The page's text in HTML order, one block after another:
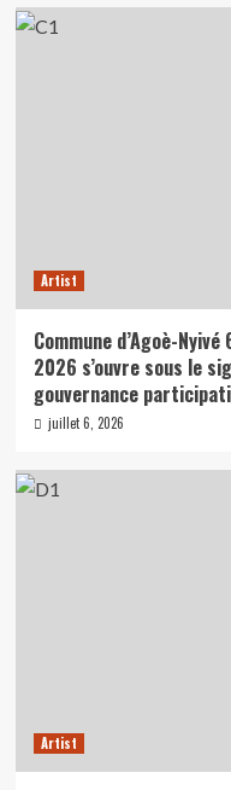
Artist
Commune d’Agoè-
2026 s’ouvre sous le
gouvernance
juillet 6, 2026
Artist